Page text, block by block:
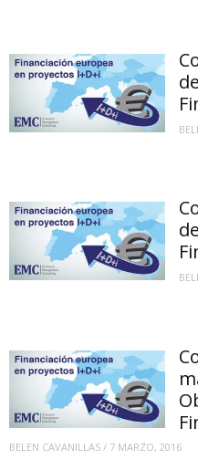
BELEN CAVANILLAS / 7 MARZO, 2016